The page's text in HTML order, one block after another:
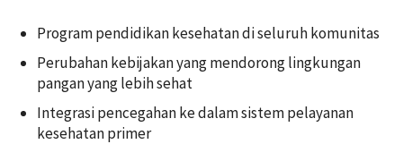
Program pendidikan kesehatan di seluruh komunitas
Perubahan kebijakan yang mendorong lingkungan
pangan yang lebih sehat
Integrasi pencegahan ke dalam sistem pelayanan
kesehatan primer